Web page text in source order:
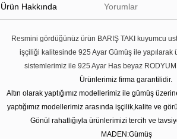
Ürün Hakkında Yorumlar
Resmini gördüğünüz ürün BARIŞ TAKI kuyumcu
işçiliği kalitesinde 925 Ayar Gümüş ile yapılarak
sistemlerimiz ile 925 Ayar Has beyaz RODYUM
Ürünlerimiz firma garantilidir.
Altın olarak yaptığımız modellerimiz ile gümüş
yaptığımız modellerimiz arasında işçilik,kalite ve
Gönül rahatlığıyla ürünlerimizi tercih ve
MADEN:Gümüş